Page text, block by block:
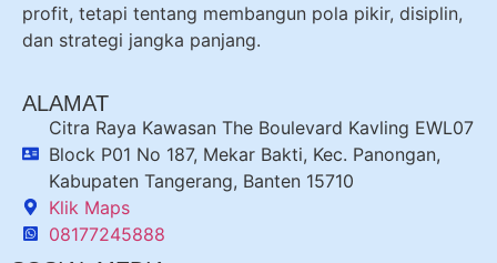
profit, tetapi tentang membangun pola pikir, disiplin,
dan strategi jangka panjang.
ALAMAT
Citra Raya Kawasan The Boulevard Kavling EWL07
Block P01 No 187, Mekar Bakti, Kec. Panongan,
Kabupaten Tangerang, Banten 15710
Klik Maps
08177245888